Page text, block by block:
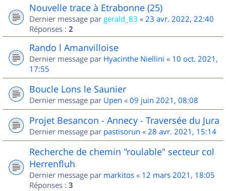
Nouvelle trace à Etrabonne (25)
Dernier message par gerald_83 « 23 avr. 2022, 22:40
Réponses : 2
Rando l Amanvilloise
Dernier message par Hyacinthe Niellini « 10 oct. 2021,
17:55
Boucle Lons le Saunier
Dernier message par Upen « 09 juin 2021, 08:08
Projet Besancon - Annecy - Traversée du Jura
Dernier message par pastisorun « 28 avr. 2021, 15:14
Recherche de chemin "roulable" secteur col
Herrenfluh
Dernier message par markitos « 12 mars 2021, 18:05
Réponses : 3